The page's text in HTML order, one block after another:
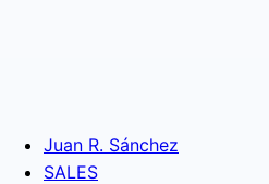
Juan R. Sánchez
SALES